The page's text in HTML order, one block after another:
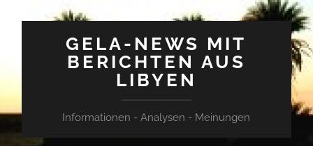
GELA-NEWS MIT
BERICHTEN AUS
LIBYEN
Informationen - Analysen - Meinungen